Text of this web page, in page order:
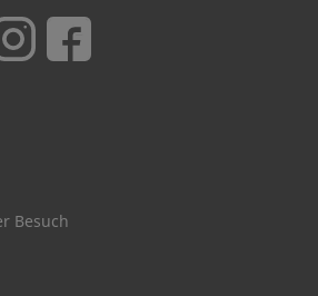
Besuch